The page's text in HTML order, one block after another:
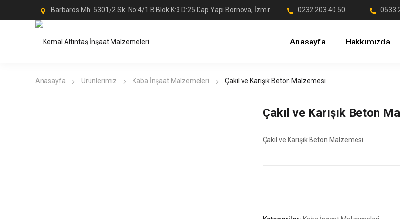
Barbaros Mh. 5301/2 Sk. No:4/1 B Blok K:3 D:25 Dap Yapı Bornova, İzmir 0232 203 40 50 0533
Anasayfa Hakkımızda
Anasayfa Ürünlerimiz Kaba İnşaat Malzemeleri Çakıl ve Karışık Beton Malzemesi
Çakıl ve Karışık Beton
Çakıl ve Karışık Beton Malzemesi